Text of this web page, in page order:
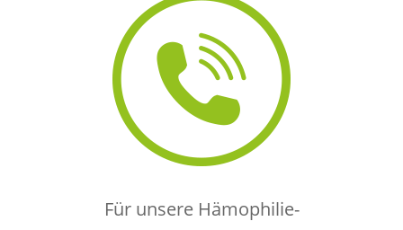
Für unsere Hämophilie-